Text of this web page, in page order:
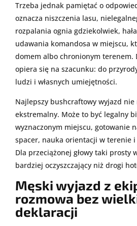
Trzeba jednak pamiętać o
oznacza niszczenia lasu,
rozpalania ognia gdziekolwiek,
udawania komandosa w miejscu,
domem albo chronionym terenem.
opiera się na szacunku: do
ludzi i własnych umiejętności.
Najlepszy bushcraftowy wyjazd nie
ekstremalny. Może to być legalny
wyznaczonym miejscu, gotowanie
spacer, nauka orientacji w terenie i
Dla przeciążonej głowy taki prosty
bardziej oczyszczający niż drogi
Męski wyjazd z
rozmowa bez
deklaracji